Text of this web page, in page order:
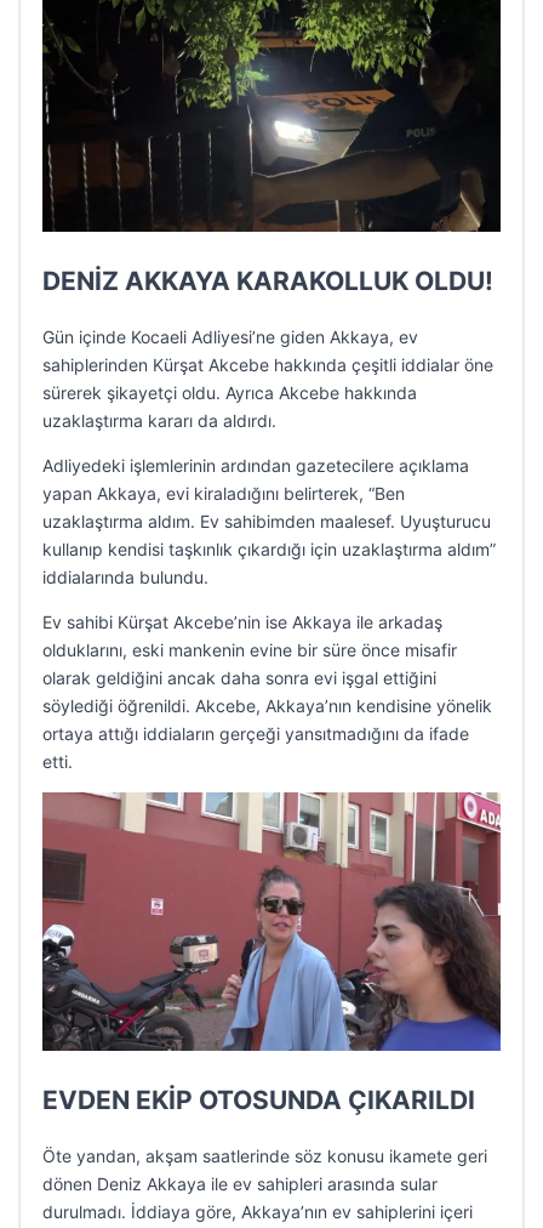
DENİZ AKKAYA KARAKOLLUK OLDU!
Gün içinde Kocaeli Adliyesi’ne giden Akkaya, ev
sahiplerinden Kürşat Akcebe hakkında çeşitli iddialar öne
sürerek şikayetçi oldu. Ayrıca Akcebe hakkında
uzaklaştırma kararı da aldırdı.
Adliyedeki işlemlerinin ardından gazetecilere açıklama
yapan Akkaya, evi kiraladığını belirterek, “Ben
uzaklaştırma aldım. Ev sahibimden maalesef. Uyuşturucu
kullanıp kendisi taşkınlık çıkardığı için uzaklaştırma aldım”
iddialarında bulundu.
Ev sahibi Kürşat Akcebe’nin ise Akkaya ile arkadaş
olduklarını, eski mankenin evine bir süre önce misafir
olarak geldiğini ancak daha sonra evi işgal ettiğini
söylediği öğrenildi. Akcebe, Akkaya’nın kendisine yönelik
ortaya attığı iddiaların gerçeği yansıtmadığını da ifade
etti.
EVDEN EKİP OTOSUNDA ÇIKARILDI
Öte yandan, akşam saatlerinde söz konusu ikamete geri
dönen Deniz Akkaya ile ev sahipleri arasında sular
durulmadı. İddiaya göre, Akkaya’nın ev sahiplerini içeri